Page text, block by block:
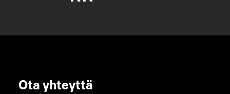
Ota yhteyttä